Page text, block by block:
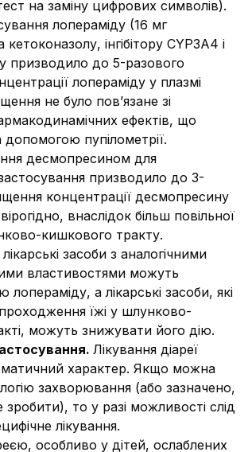
на заміну цифрових символів).
лопераміду (16 мг
інгібітору CYP3A4 і
призводило до 5-разового
лопераміду у плазмі
не було пов’язане зі
ефектів, що
допомогою пупілометрії.
десмопресином для
призводило до 3-
концентрації десмопресину
внаслідок більш повільної
кишкового тракту.
засоби з аналогічними
властивостями можуть
а лікарські засоби, які
їжі у шлунково-
можуть знижувати його дію.
Лікування діареї
характер. Якщо можна
захворювання (або зазначено,
то у разі можливості слід
лікування.
особливо у дітей, ослаблених